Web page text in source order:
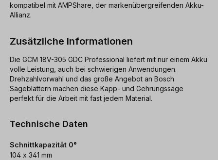
kompatibel mit AMPShare, der markenübergreifenden Akku-
Allianz.
Zusätzliche Informationen
Die GCM 18V-305 GDC Professional liefert mit nur einem Akku
volle Leistung, auch bei schwierigen Anwendungen.
Drehzahlvorwahl und das große Angebot an Bosch
Sägeblättern machen diese Kapp- und Gehrungssäge
perfekt für die Arbeit mit fast jedem Material.
Technische Daten
Schnittkapazität 0°
104 x 341 mm